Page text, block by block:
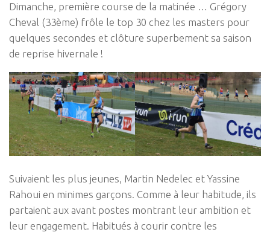
Dimanche, première course de la matinée … Grégory
Cheval (33ème) frôle le top 30 chez les masters pour
quelques secondes et clôture superbement sa saison
de reprise hivernale !
Suivaient les plus jeunes, Martin Nedelec et Yassine
Rahoui en minimes garçons. Comme à leur habitude, ils
partaient aux avant postes montrant leur ambition et
leur engagement. Habitués à courir contre les